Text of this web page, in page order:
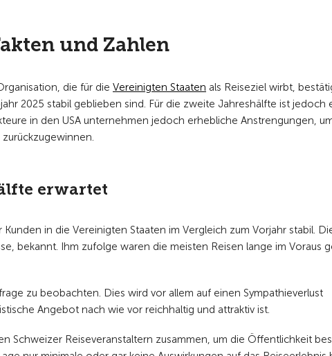
und Zahlen
die für die Vereinigten Staaten als Reiseziel wirbt,
2025 stabil geblieben sind. Für die zweite Jahreshälfte ist jedoch
in den USA unternehmen jedoch erhebliche Anstrengungen,
erwartet
in die Vereinigten Staaten im Vergleich zum Vorjahr stabil.
bekannt. Ihm zufolge waren die meisten Reisen lange im Voraus
zu beobachten. Dies wird vor allem auf einen Sympathieverlust
Angebot nach wie vor reichhaltig und attraktiv ist.
Schweizer Reiseveranstaltern zusammen, um die Öffentlichkeit